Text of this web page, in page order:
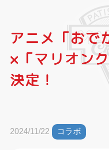
アニメ「おで
×「マリオン
決定！
2024/11/22 コラボ